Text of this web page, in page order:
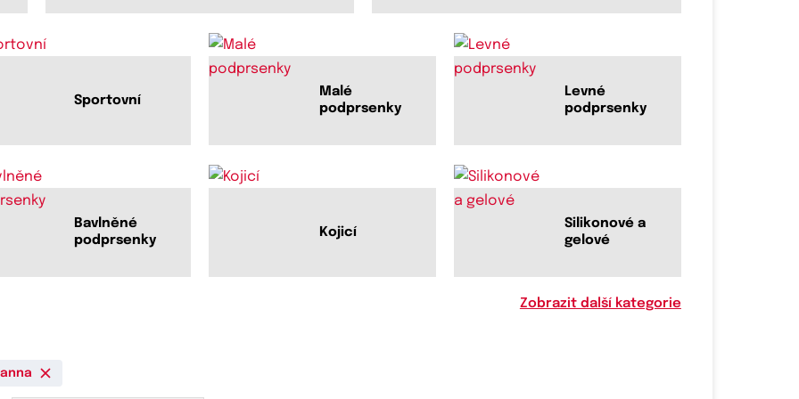
Sportovní
Malé
podprsenky
Levné
podprsenky
Bavlněné
podprsenky
Kojicí
Silikonové a
gelové
Zobrazit další kategorie